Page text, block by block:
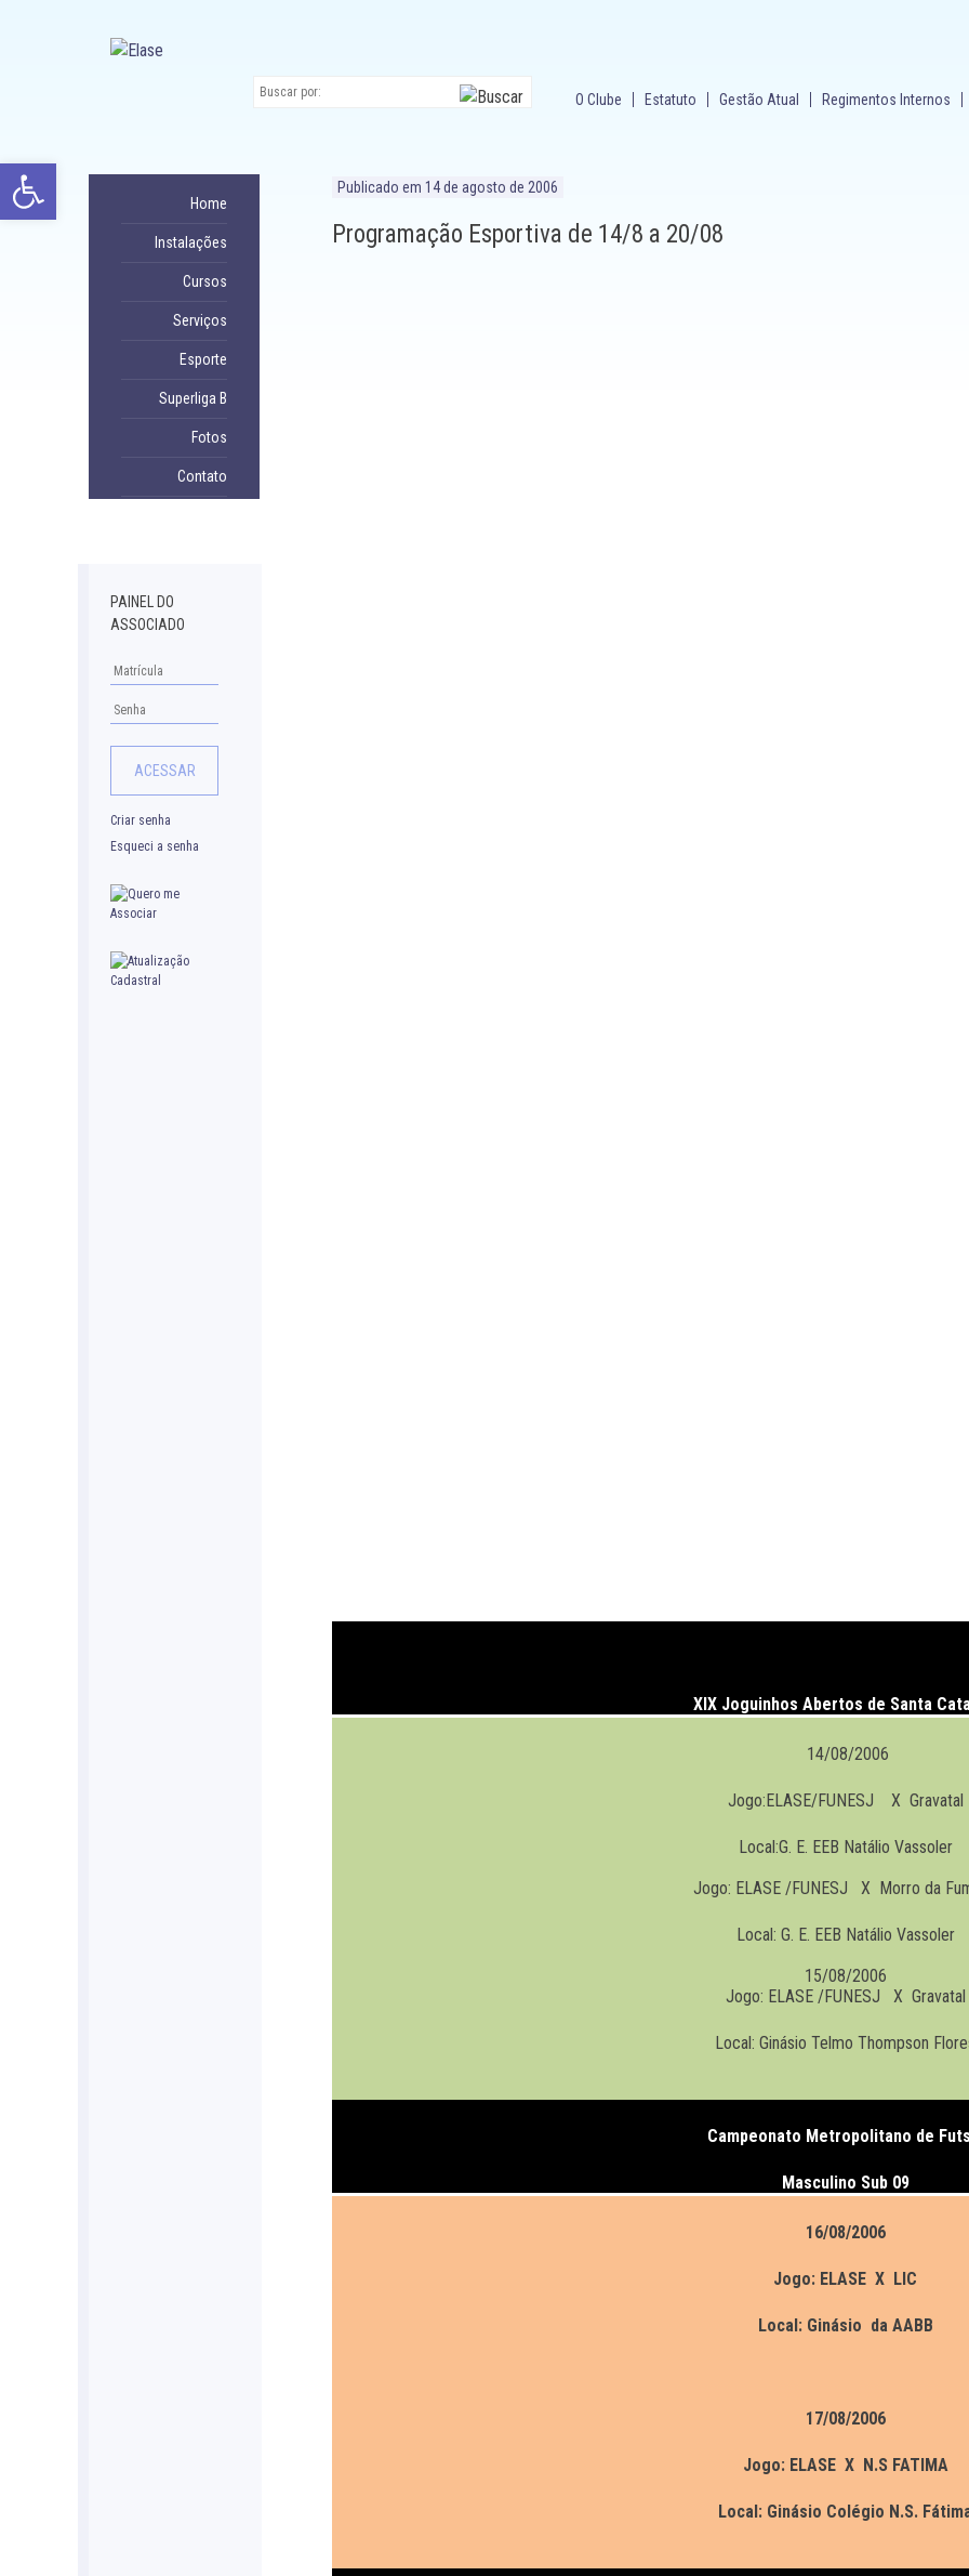
O Clube Estatuto Gestão Atual Regimentos Internos
Publicado em 14 de agosto de 2006
Programação Esportiva de 14/8 a 20/08
XIX Joguinhos Abertos de Santa
14/08/2006
Jogo:ELASE/FUNESJ X Gravatal
Local:G. E. EEB Natálio Vassoler
Jogo: ELASE /FUNESJ X Morro da
Local: G. E. EEB Natálio Vassoler
15/08/2006
Jogo: ELASE /FUNESJ X Gravatal
Local: Ginásio Telmo Thompson
Campeonato Metropolitano de
Masculino Sub 09
16/08/2006
Jogo: ELASE X LIC
Local: Ginásio da AABB
17/08/2006
Jogo: ELASE X N.S FATIMA
Local: Ginásio Colégio N.S.
Home
Instalações
Cursos
Serviços
Esporte
Superliga B
Fotos
Contato
PAINEL DO
ASSOCIADO
Criar senha
Esqueci a senha
Abrir a barra de ferramentas